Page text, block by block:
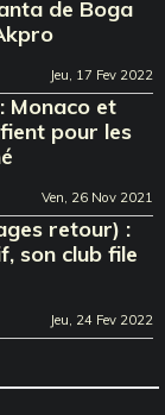
de Boga
Jeu, 17 Fev 2022
Monaco et
pour les
Ven, 26 Nov 2021
retour) :
son club file
Jeu, 24 Fev 2022